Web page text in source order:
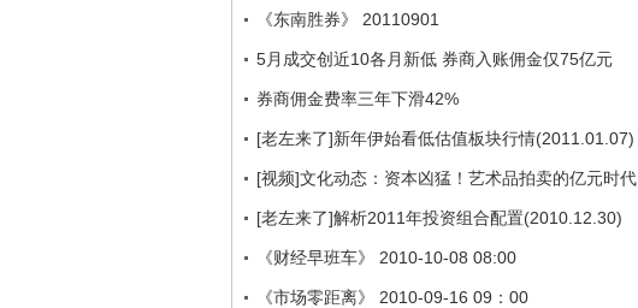
《东南胜券》 20110901
5月成交创近10各月新低 券商入账佣金仅75亿元
券商佣金费率三年下滑42%
[老左来了]新年伊始看低估值板块行情(2011.01.07)
[视频]文化动态：资本凶猛！艺术品拍卖的亿元时代
[老左来了]解析2011年投资组合配置(2010.12.30)
《财经早班车》 2010-10-08 08:00
《市场零距离》 2010-09-16 09：00